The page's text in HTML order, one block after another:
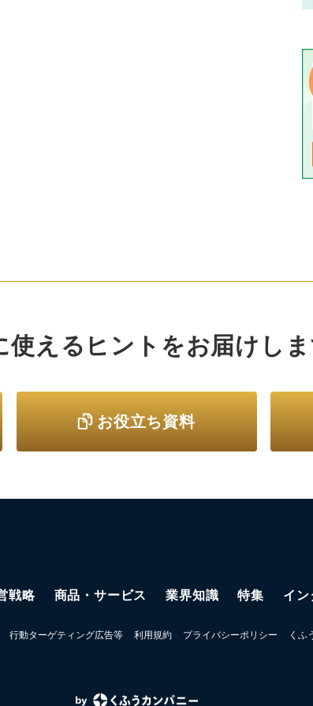
使えるヒントをお届けし
お役立ち資料
戦略 商品・サービス 業界知識 特集 イン
行動ターゲティング広告等 利用規約 プライバシーポリシー くふ